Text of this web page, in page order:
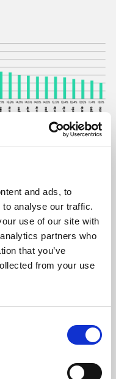
and ads, to
analyse our traffic.
use of our site with
partners who
that you’ve
from your use
niveaux
chez
Nord et du
des pays
ainsi que de
marché du
généralement